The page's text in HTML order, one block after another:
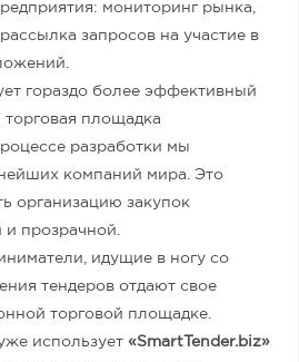
мониторинг рынка,
запросов на участие в
гораздо более эффективный
торговая площадка
разработки мы
компаний мира. Это
организацию закупок
прозрачной.
идущие в ногу со
тендеров отдают свое
торговой площадке.
использует «SmartTender.biz»